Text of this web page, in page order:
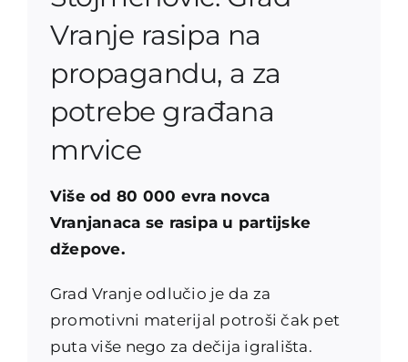
Vranje rasipa na
propagandu, a za
potrebe građana
mrvice
Više od 80 000 evra novca
Vranjanaca se rasipa u partijske
džepove.
Grad Vranje odlučio je da za
promotivni materijal potroši čak pet
puta više nego za dečija igrališta.